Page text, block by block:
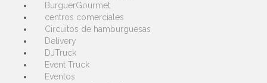
BurguerGourmet
centros comerciales
Circuitos de hamburguesas
Delivery
DJTruck
Event Truck
Eventos